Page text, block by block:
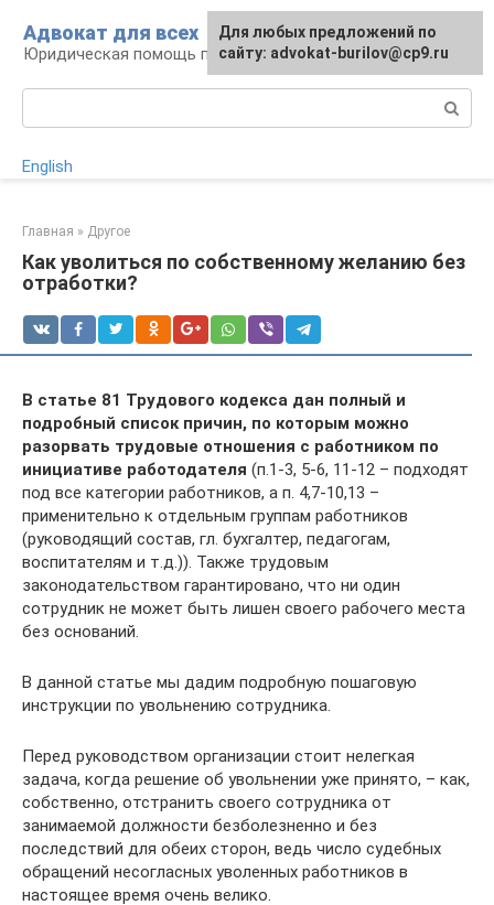
контенту
Адвокат для всех
Юридическая помощь по любому вопросу
English
Главная » Другое
Как уволиться по собственному желанию без
отработки?
В статье 81 Трудового кодекса дан полный и
подробный список причин, по которым можно
разорвать трудовые отношения с работником по
инициативе работодателя (п.1-3, 5-6, 11-12 – подходят
под все категории работников, а п. 4,7-10,13 –
применительно к отдельным группам работников
(руководящий состав, гл. бухгалтер, педагогам,
воспитателям и т.д.)). Также трудовым
законодательством гарантировано, что ни один
сотрудник не может быть лишен своего рабочего места
без оснований.
В данной статье мы дадим подробную пошаговую
инструкции по увольнению сотрудника.
Перед руководством организации стоит нелегкая
задача, когда решение об увольнении уже принято, – как,
собственно, отстранить своего сотрудника от
занимаемой должности безболезненно и без
последствий для обеих сторон, ведь число судебных
обращений несогласных уволенных работников в
настоящее время очень велико.
Для любых предложений по
сайту: advokat-burilov@cp9.ru